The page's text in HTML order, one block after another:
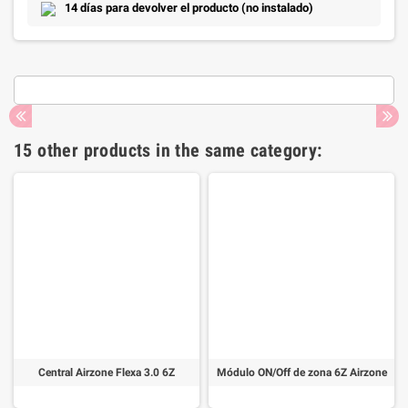
14 días para devolver el producto (no instalado)
15 other products in the same category:
Central Airzone Flexa 3.0 6Z Módulo ON/Off de zona 6Z Airzone